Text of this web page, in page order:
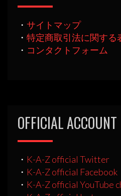
・ サイトマップ
・ 特定商取引法に関する
・ コンタクトフォーム
OFFICIAL ACCOUNT
・ K-A-Z official Twitter
・ K-A-Z official Facebook
・ K-A-Z official YouTube